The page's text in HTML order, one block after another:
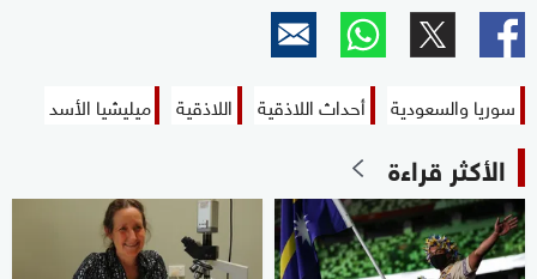
سوريا والسعودية أحداث اللاذقية اللاذقية ميليشيا الأسد
الأكثر قراءة